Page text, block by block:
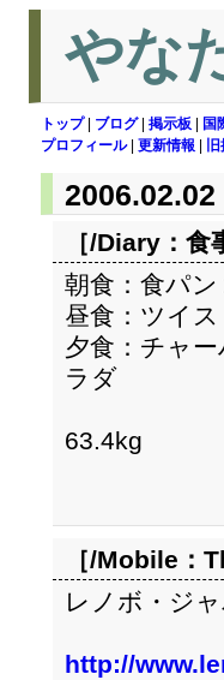
やな
トップ| ブログ| 掲示板 国
プロフィール| 更新情報
2006.02.02
［/Diary： 食
朝食：食パ
昼食：ツイ
夕食：チャ
ラダ
63.4kg
［/Mobile：
レノボ・ジ
http://